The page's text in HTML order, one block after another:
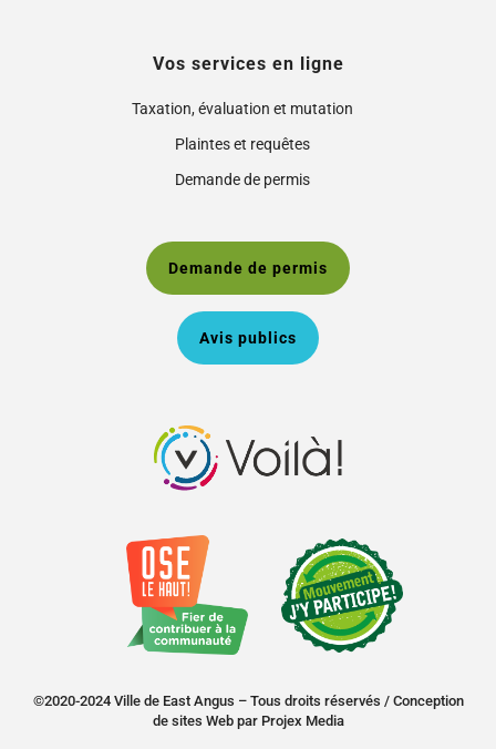
Vos services en ligne
Taxation, évaluation et mutation
Plaintes et requêtes
Demande de permis
Demande de permis
Avis publics
©2020-2024 Ville de East Angus – Tous droits réservés / Conception
de sites Webpar Projex Media